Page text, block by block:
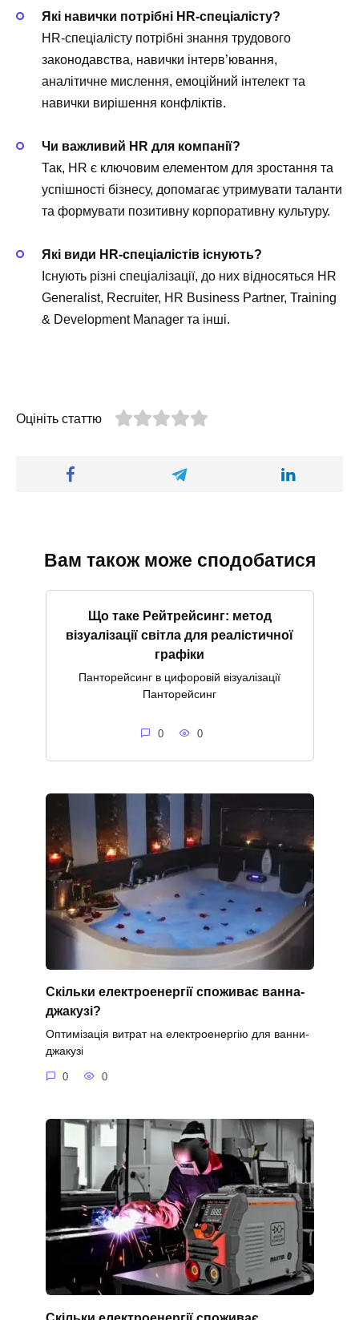
Які навички потрібні HR-спеціалісту?
HR-спеціалісту потрібні знання трудового
законодавства, навички інтерв’ювання,
аналітичне мислення, емоційний інтелект та
навички вирішення конфліктів.
Чи важливий HR для компанії?
Так, HR є ключовим елементом для зростання та
успішності бізнесу, допомагає утримувати таланти
та формувати позитивну корпоративну культуру.
Які види HR-спеціалістів існують?
Існують різні спеціалізації, до них відносяться HR
Generalist, Recruiter, HR Business Partner, Training
& Development Manager та інші.
Оцініть статтю
Вам також може сподобатися
Що таке Рейтрейсинг: метод
візуалізації світла для реалістичної
графіки
Панторейсинг в цифоровій візуалізації
Панторейсинг
0 0
Скільки електроенергії споживає ванна-
джакузі?
Оптимізація витрат на електроенергію для ванни-
джакузі
0 0